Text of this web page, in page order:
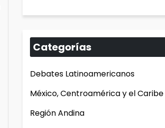
Categorías
Debates Latinoamericanos
México, Centroamérica y el Caribe
Región Andina